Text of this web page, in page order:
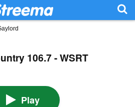
106.7 - WSRT
Play